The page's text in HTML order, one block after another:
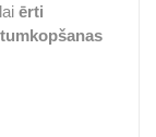
ērti